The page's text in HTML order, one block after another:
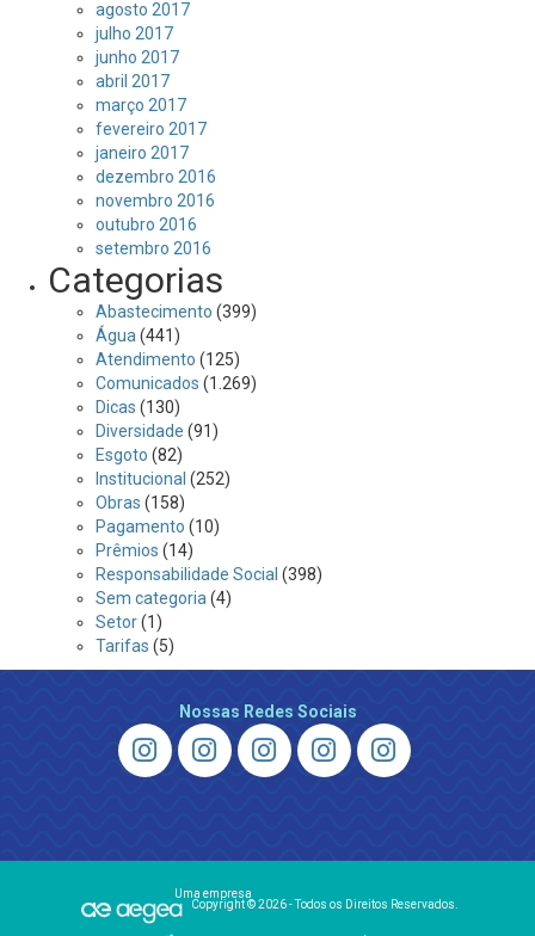
agosto 2017
julho 2017
junho 2017
abril 2017
março 2017
fevereiro 2017
janeiro 2017
dezembro 2016
novembro 2016
outubro 2016
setembro 2016
Categorias
Abastecimento (399)
Água (441)
Atendimento (125)
Comunicados (1.269)
Dicas (130)
Diversidade (91)
Esgoto (82)
Institucional (252)
Obras (158)
Pagamento (10)
Prêmios (14)
Responsabilidade Social (398)
Sem categoria (4)
Setor(1)
Tarifas (5)
Nossas Redes Sociais
Uma empresa
Copyright © 2026 - Todos os Direitos Reservados.